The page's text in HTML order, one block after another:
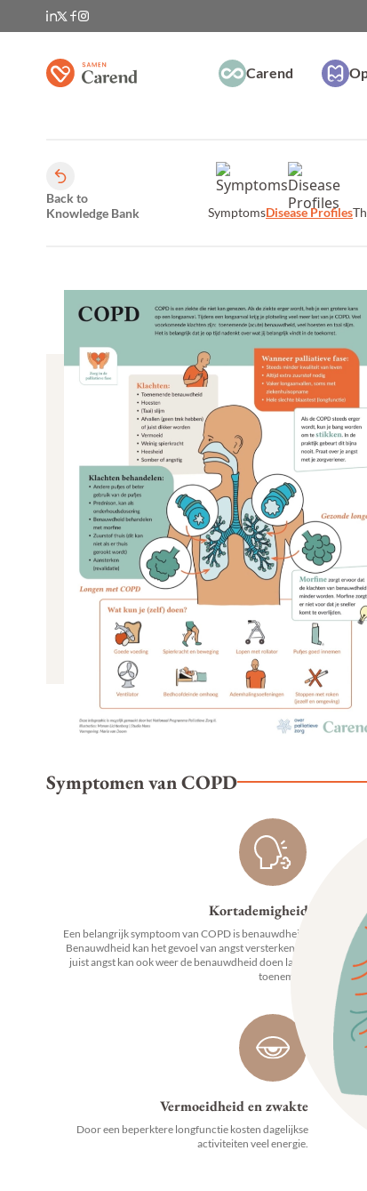
Carend
Back to
Knowledge Bank
SymptomsDisease Profiles
Symptomen van COPD
Kortademigheid
Een belangrijk symptoom van COPD is benauwdheid.
Benauwdheid kan het gevoel van angst versterken en
juist angst kan ook weer de benauwdheid doen laten
toenemen.
Vermoeidheid en zwakte
Door een beperktere longfunctie kosten dagelijkse
activiteiten veel energie.